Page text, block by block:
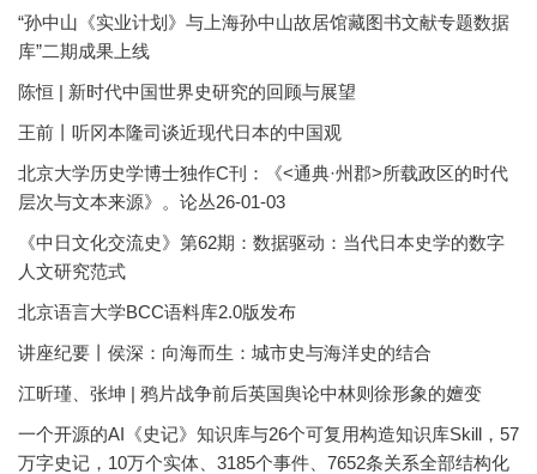
“孙中山《实业计划》与上海孙中山故居馆藏图书文献专题数据
库”二期成果上线
陈恒 | 新时代中国世界史研究的回顾与展望
王前丨听冈本隆司谈近现代日本的中国观
北京大学历史学博士独作C刊：《<通典·州郡>所载政区的时代
层次与文本来源》。论丛26-01-03
《中日文化交流史》第62期：数据驱动：当代日本史学的数字
人文研究范式
北京语言大学BCC语料库2.0版发布
讲座纪要丨侯深：向海而生：城市史与海洋史的结合
江昕瑾、张坤 | 鸦片战争前后英国舆论中林则徐形象的嬗变
一个开源的AI《史记》知识库与26个可复用构造知识库Skill，57
万字史记，10万个实体、3185个事件、7652条关系全部结构化